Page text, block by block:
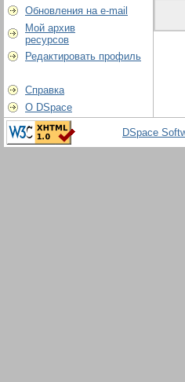
Обновления на e-mail
Мой архив
ресурсов
Редактировать профиль
Справка
О DSpace
DSpace